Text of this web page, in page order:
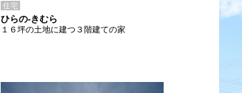
住宅
ひらの-きむら
１６坪の土地に建つ３階建ての家